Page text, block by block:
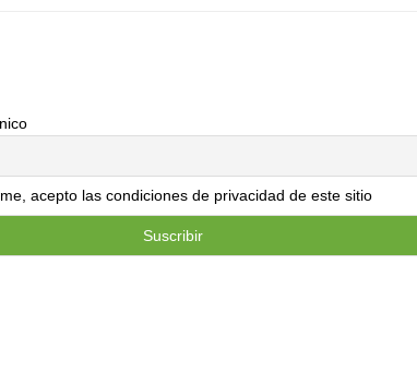
acepto las condiciones de privacidad de este sitio